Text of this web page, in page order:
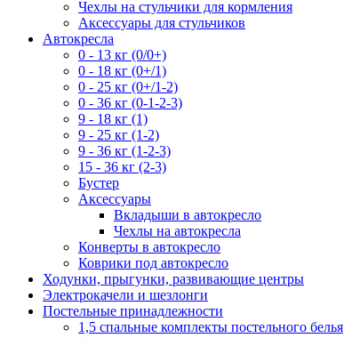
Чехлы на стульчики для кормления
Аксессуары для стульчиков
Автокресла
0 - 13 кг (0/0+)
0 - 18 кг (0+/1)
0 - 25 кг (0+/1-2)
0 - 36 кг (0-1-2-3)
9 - 18 кг (1)
9 - 25 кг (1-2)
9 - 36 кг (1-2-3)
15 - 36 кг (2-3)
Бустер
Аксессуары
Вкладыши в автокресло
Чехлы на автокресла
Конверты в автокресло
Коврики под автокресло
Ходунки, прыгунки, развивающие центры
Электрокачели и шезлонги
Постельные принадлежности
1,5 спальные комплекты постельного белья